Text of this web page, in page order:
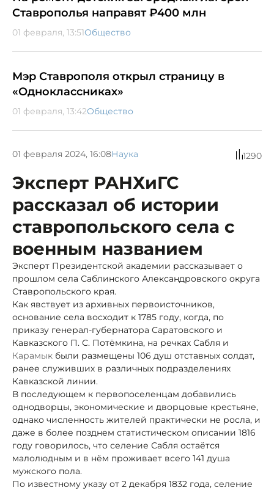
Ставрополья направят ₽400 млн
01 февраля, 13:51Общество
Мэр Ставрополя открыл страницу в
«Одноклассниках»
01 февраля, 13:42Общество
01 февраля 2024, 16:08Наука 1290
Эксперт РАНХиГС
рассказал об истории
ставропольского села с
военным названием
Эксперт Президентской академии рассказывает о
прошлом села Саблинского Александровского округа
Ставропольского края.
Как явствует из архивных первоисточников,
основание села восходит к 1785 году, когда, по
приказу генерал-губернатора Саратовского и
Кавказского П. С. Потёмкина, на речках Сабля и
Карамык были размещены 106 душ отставных солдат,
ранее служивших в различных подразделениях
Кавказской линии.
В последующем к первопоселенцам добавились
однодворцы, экономические и дворцовые крестьяне,
однако численность жителей практически не росла, и
даже в более позднем статистическом описании 1816
году говорилось, что селение Сабля остаётся
малолюдным и в нём проживает всего 141 душа
мужского пола.
По известному указу от 2 декабря 1832 года, селение